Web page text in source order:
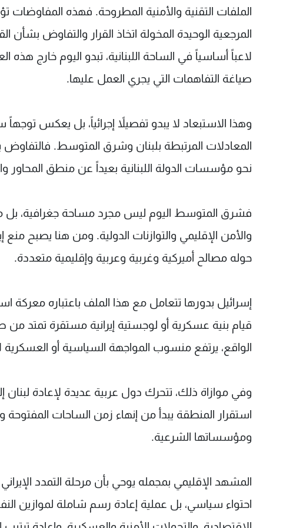
الملفات التقنية والأمنية المطروحة. فهذه المفاوضات
المرجعية الوحيدة المخولة اتخاذ القرار والتفاوض بشأن
لاعباً أساسياً في الساحة اللبنانية، تبدو اليوم خارج
صياغة التفاهمات التي يجري العمل عليها.
وهذا الاستبعاد لا يبدو تفصيلاً إجرائياً، بل يعكس توجهاً
المعادلات المرتبطة بلبنان وشرق المتوسط. فالتفاوض
نحو مؤسسات الدولة اللبنانية بعيداً عن منطق المحاور
فشرق المتوسط اليوم ليس مجرد مساحة جغرافية، بل
والأمن الإقليمي والتوازنات الدولية. ومن هنا يصبح
حوله مصالح أميركية وغربية وعربية وإقليمية متعددة.
إسرائيل بدورها تتعامل مع هذا الملف باعتباره
قيام بنية عسكرية أو لوجستية إيرانية مستقرة تمتد
الواقع، يرتفع منسوب المواجهة السياسية أو العسكرية
وفي موازاة ذلك، تتحرك دول عربية عديدة لإعادة لبنان
استقرار المنطقة يبدأ من إنهاء زمن الساحات المفتوحة
ومؤسساتها الشرعية.
المشهد الإقليمي بمجمله يوحي بأن مرحلة التمدد
احتواء سياسي، بل عملية إعادة رسم شاملة لموازين